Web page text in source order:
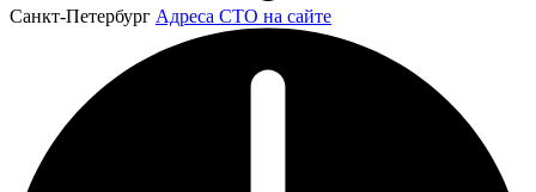
Санкт-Петербург Адреса СТО на сайте